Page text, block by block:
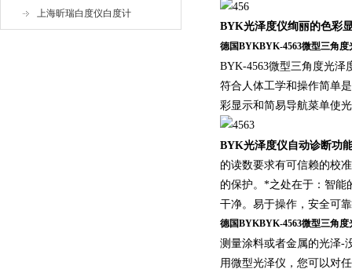
上海昕瑞白度仪白度计
BYK光泽度仪绚丽的色彩
德国BYKBYK-4563微型三角度
BYK-4563微型三角
符合人体工学和操作简单
彩显示和简易导航菜单使
BYK光泽度仪自动诊断功
的读数要求有可信赖的校
的保护。*之处在于：智能
干净。易于操作，安全可靠
德国BYKBYK-4563微型三角度
测量涂料或者金属的光泽-
用微型光泽仪，您可以对